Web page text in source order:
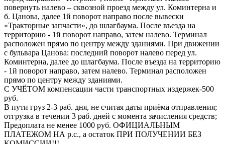
повернуть налево – сквозной проезд между ул. Коминтерна и
б. Цанова, далее 1й поворот направо после вывески
«Тракторные запчасти», до шлагбаума. После въезда на
территорию - 1й поворот направо, затем налево. Терминал
расположен прямо по центру между зданиями. При движении
с бульвара Цанова: последний поворот налево перед ул.
Коминтерна, далее до шлагбаума. После въезда на территорию
- 1й поворот направо, затем налево. Терминал расположен
прямо по центру между зданиями.
С УЧЁТОМ компенсации части транспортных издержек-500
руб.
В пути груз 2-3 раб. дня, не считая даты приёма отправления;
отгрузка в течении 3 раб. дней с момента зачисления средств;
Предоплата не менее 1000 руб. ОФИЦИАЛЬНЫМ
ПЛАТЕЖОМ НА р.с., а остаток ПРИ ПОЛУЧЕНИИ БЕЗ